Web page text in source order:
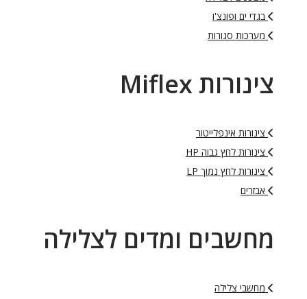
בגדי ים ופונצ'ו
מערכות סגורות
צינורות Miflex
צינורות אינפלייטור
צינורות לחץ גבוה HP
צינורות לחץ נמוך LP
אבזרים
מחשבים ומדים לצלילה
מחשבי צלילה